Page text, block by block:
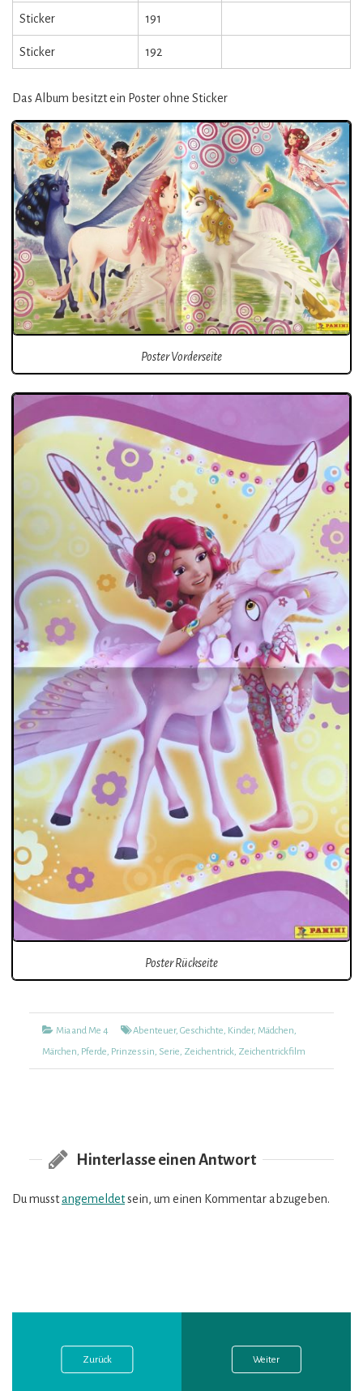
Sticker 191
Sticker 192
Das Album besitzt ein Poster ohne Sticker
Poster Vorderseite
Poster Rückseite
Kategorien
Mia and Me 4 TagsAbenteuer,Geschichte, Kinder, Mädchen,
Märchen, Pferde, Prinzessin, Serie, Zeichentrick, Zeichentrickfilm
Hinterlasse einen Antwort
Du musstangemeldetsein, um einen Kommentar abzugeben.
Zurück Weiter